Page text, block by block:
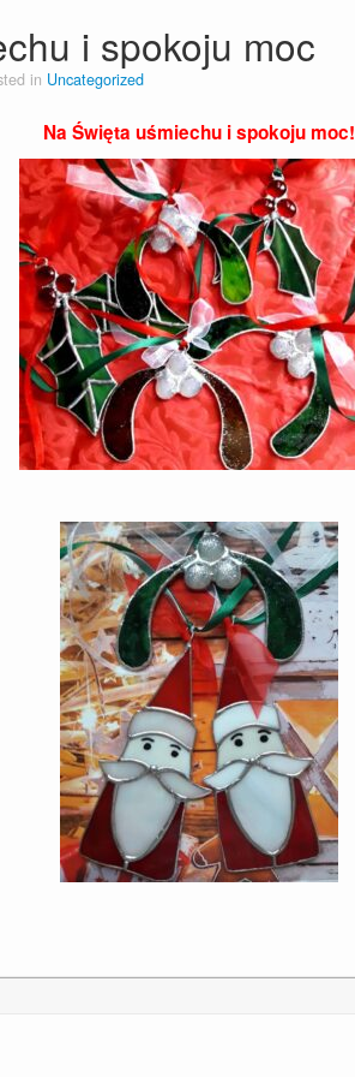
i spokoju moc
in Uncategorized
Na Święta uśmiechu i spokoju moc!